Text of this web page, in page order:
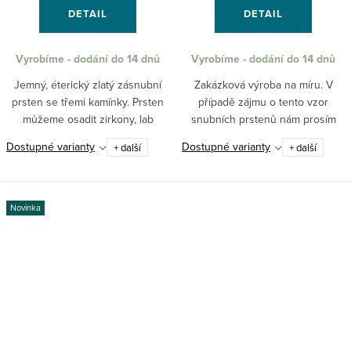
DETAIL
Vyrobíme - dodání do 14 dnů
Jemný, éterický zlatý zásnubní
prsten se třemi kamínky. Prsten
můžeme osadit zirkony, lab
grown diamanty nebo přírodními
brilianty.
Dostupné varianty + další
DETAIL
Vyrobíme - dodání do 14 dnů
Zakázková výroba na míru. V
případě zájmu o tento vzor
snubních prstenů nám prosím
napište požadované velikosti do
dotazu k produktu nebo na
Dostupné varianty + další
Novinka